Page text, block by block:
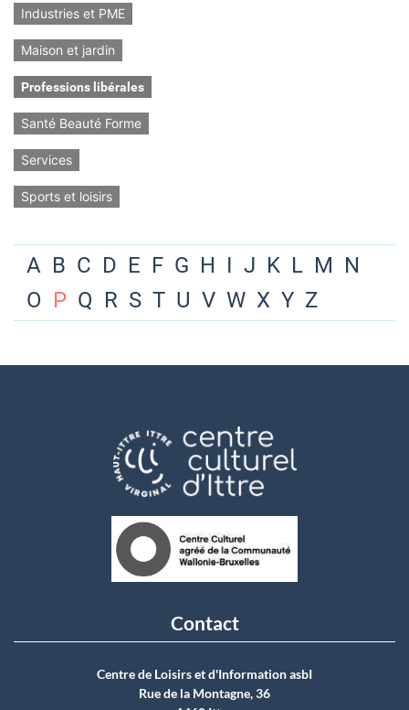
Industries et PME
Maison et jardin
Professions libérales
Santé Beauté Forme
Services
Sports et loisirs
A B C D E F G H I J K L M N
O P Q R S T U V W X Y Z
Contact
Centre de Loisirs et d'Information asbI
Rue de la Montagne, 36